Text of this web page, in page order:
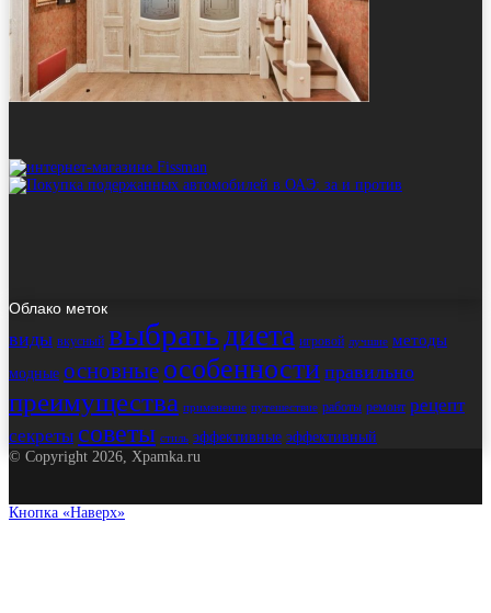
Облако меток
виды вкусный выбратьдиета игровой лучшие методы
модные основные особенности правильно
преимущества применение путешествие работы ремонт рецепт
секреты советы стиль эффективные эффективный
© Copyright 2026, Xpamka.ru
Кнопка «Наверх»